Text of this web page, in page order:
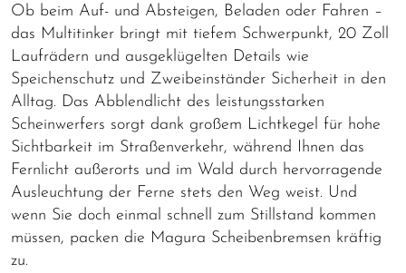
Ob beim Auf- und Absteigen, Beladen oder Fahren –
das Multitinker bringt mit tiefem Schwerpunkt, 20 Zoll
Laufrädern und ausgeklügelten Details wie
Speichenschutz und Zweibeinständer Sicherheit in den
Alltag. Das Abblendlicht des leistungsstarken
Scheinwerfers sorgt dank großem Lichtkegel für hohe
Sichtbarkeit im Straßenverkehr, während Ihnen das
Fernlicht außerorts und im Wald durch hervorragende
Ausleuchtung der Ferne stets den Weg weist. Und
wenn Sie doch einmal schnell zum Stillstand kommen
müssen, packen die Magura Scheibenbremsen kräftig
zu.